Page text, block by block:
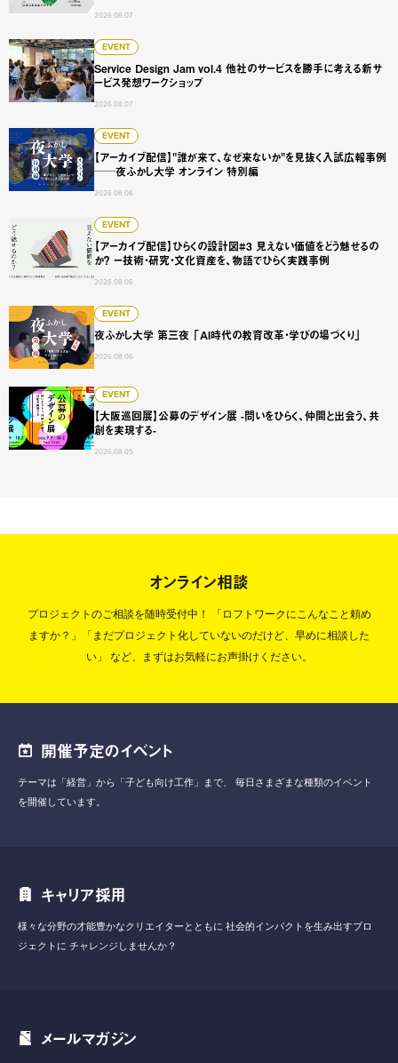
2026.08.07
EVENT
Service Design Jam vol.4 他社のサービスを勝手に考える新サ
ービス発想ワークショップ
2026.08.07
Service Design Jam vol.4 他社のサービスを勝手に考える
EVENT
【アーカイブ配信】"誰が来て、なぜ来ないか"を見抜く入試広報事例
──夜ふかし大学 オンライン 特別編
2026.08.06
【アーカイブ配信】"誰が来て、なぜ来ないか"を見抜く入
EVENT
【アーカイブ配信】ひらくの設計図#3 見えない価値をどう魅せるの
か？ ー技術・研究・文化資産を、物語でひらく実践事例
2026.08.06
【アーカイブ配信】ひらくの設計図#3 見えない価値をどう
EVENT
夜ふかし大学 第三夜 「AI時代の教育改革・学びの場づくり」
2026.08.06
夜ふかし大学 第三夜 「AI時代の教育改革・学びの場づくり」
EVENT
【大阪巡回展】公募のデザイン展 -問いをひらく、仲間と出会う、共
創を実現する-
2026.08.05
【大阪巡回展】公募のデザイン展 -問いをひらく、仲間と出
オンライン相談
プロジェクトのご相談を随時受付中！
「ロフトワークにこんなこと頼め
ますか？」「まだプロジェクト化していないのだけど、早めに相談した
い」
など、まずはお気軽にお声掛けください。
開催予定のイベント
テーマは「経営」から「子ども向け工作」まで、
毎日さまざまな種類のイベント
を開催しています。
キャリア採用
様々な分野の才能豊かなクリエイターとともに 社会的インパクトを生み出すプロ
ジェクトに チャレンジしませんか？
メールマガジン